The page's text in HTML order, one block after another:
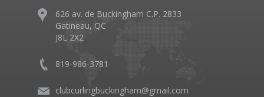
626 av. de Buckingham C.P. 2833
Gatineau, QC
J8L 2X2
819-986-3781
clubcurlingbuckingham@gmail.com